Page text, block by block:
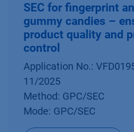
SEC for fingerprint
gummy candies –
product quality and
control
Application No.:
11/2025
Method: GPC/SEC
Mode: GPC/SEC